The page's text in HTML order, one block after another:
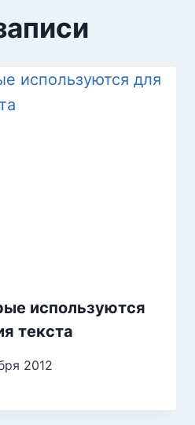
используются
текстa
2012